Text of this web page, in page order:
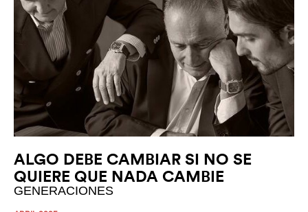
ALGO DEBE CAMBIAR SI NO SE
QUIERE QUE NADA CAMBIE
GENERACIONES